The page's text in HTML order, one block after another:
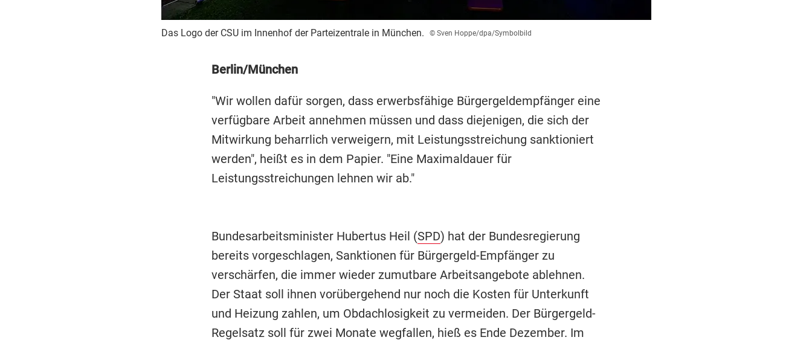
Das Logo der CSU im Innenhof der Parteizentrale in München. © Sven Hoppe/dpa/Symbolbild
Berlin/München
"Wir wollen dafür sorgen, dass erwerbsfähige Bürgergeldempfänger eine
verfügbare Arbeit annehmen müssen und dass diejenigen, die sich der
Mitwirkung beharrlich verweigern, mit Leistungsstreichung sanktioniert
werden", heißt es in dem Papier. "Eine Maximaldauer für
Leistungsstreichungen lehnen wir ab."
Bundesarbeitsminister Hubertus Heil (SPD) hat der Bundesregierung
bereits vorgeschlagen, Sanktionen für Bürgergeld-Empfänger zu
verschärfen, die immer wieder zumutbare Arbeitsangebote ablehnen.
Der Staat soll ihnen vorübergehend nur noch die Kosten für Unterkunft
und Heizung zahlen, um Obdachlosigkeit zu vermeiden. Der Bürgergeld-
Regelsatz soll für zwei Monate wegfallen, hieß es Ende Dezember. Im